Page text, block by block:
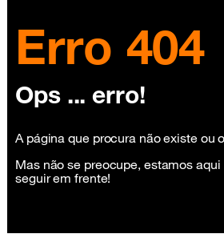
Erro 404
Ops ... erro!
A página que procura não existe ou
Mas não se preocupe, estamos
seguir em frente!